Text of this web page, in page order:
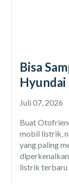
Bisa
Hyundai
di GIIAS
Juli 07, 2026
Buat
mobil listrik,
yang paling
listrik terbaru